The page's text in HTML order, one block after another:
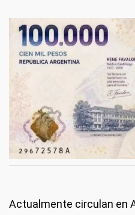
Actualmente circulan en